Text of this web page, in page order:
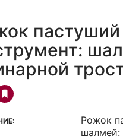
Рожок
шалмей: